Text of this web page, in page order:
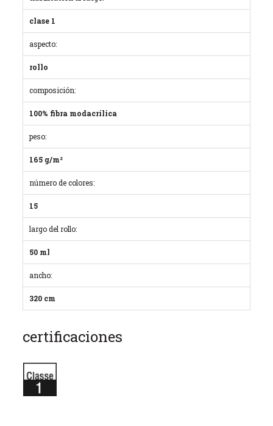
clase 1
aspecto:
rollo
composición:
100% fibra modacrilica
peso:
165 g/m²
número de colores:
15
largo del rollo:
50 ml
ancho:
320 cm
certificaciones